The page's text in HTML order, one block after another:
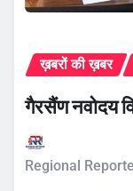
ख़बरों की ख़बर
गैरसैंण नवोदय
Regional